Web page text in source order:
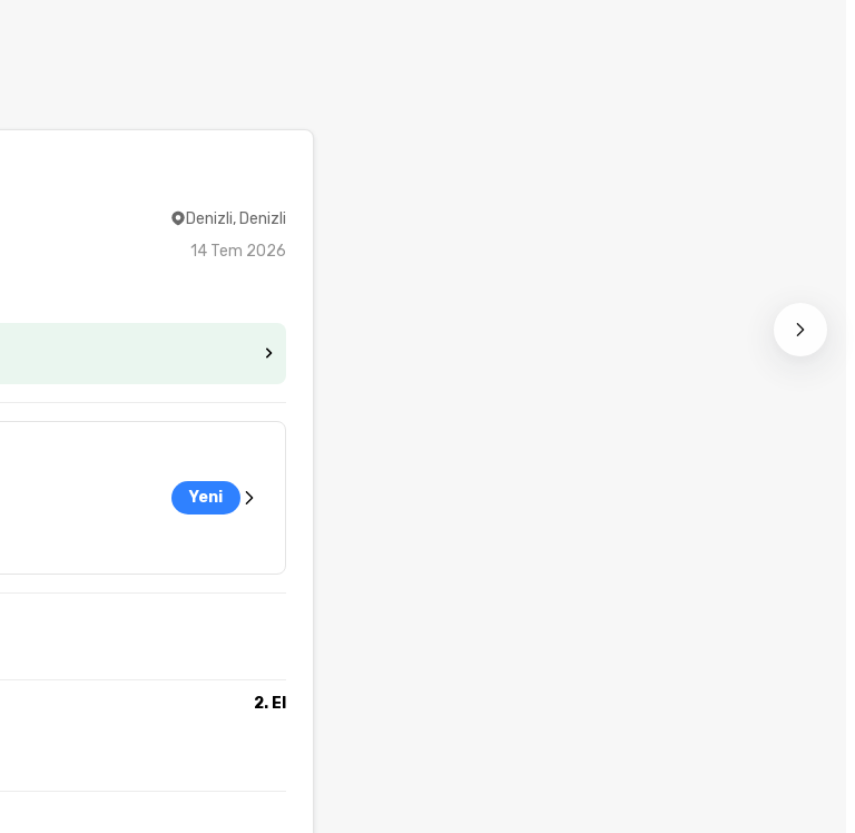
Denizli, Denizli
14 Tem 2026
Yeni
2. El